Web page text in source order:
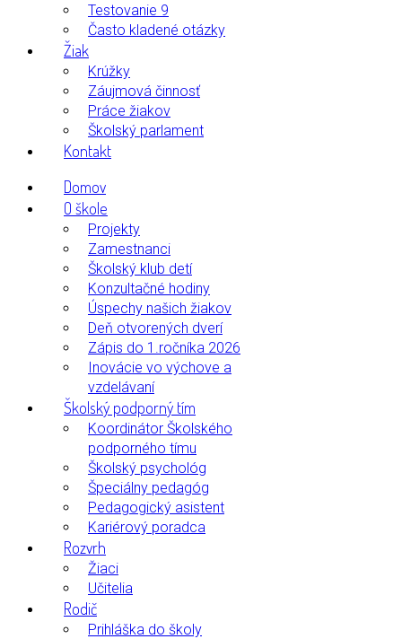
Testovanie 9
Často kladené otázky
Žiak
Krúžky
Záujmová činnosť
Práce žiakov
Školský parlament
Kontakt
Domov
O škole
Projekty
Zamestnanci
Školský klub detí
Konzultačné hodiny
Úspechy našich žiakov
Deň otvorených dverí
Zápis do 1.ročníka 2026
Inovácie vo výchove a
vzdelávaní
Školský podporný tím
Koordinátor Školského
podporného tímu
Školský psychológ
Špeciálny pedagóg
Pedagogický asistent
Kariérový poradca
Rozvrh
Žiaci
Učitelia
Rodič
Prihláška do školy